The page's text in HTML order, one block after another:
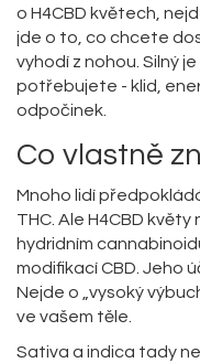
o H4CBD květech,
jde o to, co chcete
vyhodí z nohou. Silný
potřebujete - klid,
odpočinek.
Co vlastně
Mnoho lidí
THC. Ale H4CBD květy
hydridním
modifikací CBD. Jeho
Nejde o „vysoký
ve vašem těle.
Sativa a indica tady